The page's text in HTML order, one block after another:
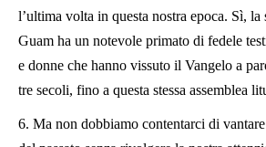
l’ultima volta in questa nostra epoca. Sì, la
Guam ha un notevole primato di fedele
e donne che hanno vissuto il Vangelo a
tre secoli, fino a questa stessa assemblea
6. Ma non dobbiamo contentarci di